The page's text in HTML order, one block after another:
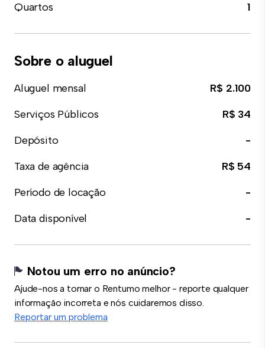
Quartos
1
Sobre o aluguel
Aluguel mensal
R$ 2.100
Serviços Públicos
R$ 34
Depósito
-
Taxa de agência
R$ 54
Período de locação
-
Data disponível
-
Notou um erro no anúncio?
Ajude-nos a tornar o Rentumo melhor - reporte qualquer
informação incorreta e nós cuidaremos disso.
Reportar um problema